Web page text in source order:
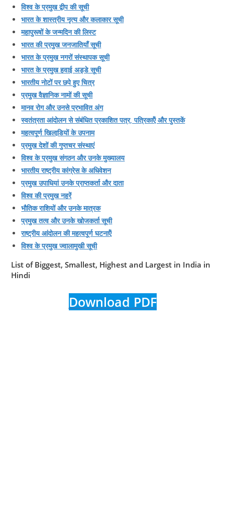
विश्‍व के प्रमुख द्वीप की सूची
भारत के शास्‍त्रीय नृत्‍य और कलाकार सूची
महापुरूषों के जन्‍मदिन की लिस्‍ट
भारत की प्रमुख जनजातियॉं सूची
भारत के प्रमुख नगरों संस्‍थापक सूची
भारत के प्रमुख हवाई अड्डे सूची
भारतीय नोटों पर छपे हुए चित्र
प्रमुख वैज्ञानिक नामों की सूची
मानव रोग और उनसे प्रभावित अंग
स्‍वतंत्रता आंदोलन से संबंधित प्रकाशित पत्र, पत्रिकाऍं और पुस्‍तकें
महत्‍वपूर्ण खिलाडि़यों के उपनाम
प्रमुख देशों की गुप्‍तचर संस्‍थाएं
विश्‍व के प्रमुख संगठन और उनके मुख्‍यालय
भारतीय राष्‍ट्रीय कांग्रेस के अधिवेशन
प्रमुख उपाधियां उनके प्राप्‍तकर्ता और दाता
विश्‍व की प्रमुख नहरें
भौतिक राशियों और उनके मात्रक
प्रमुख तत्‍व और उनके खोजकर्ता सूची
राष्‍ट्रीय आंदोलन की महत्‍वपूर्ण घटनाऍं
विश्‍व के प्रमुख ज्‍वालामुखी सूची
List of Biggest, Smallest, Highest and Largest in India in
Hindi
Download PDF